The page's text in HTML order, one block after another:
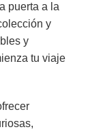
puerta a la
y
y
tu viaje